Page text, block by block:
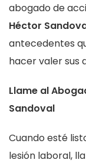
abogado de
Héctor
antecedentes
hacer valer sus
Llame al
Sandoval
Cuando esté
lesión laboral,